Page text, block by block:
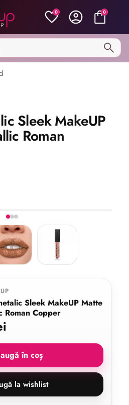
0 0
Sleek MakeUP
Roman
Imaginea 1 din 3
Sleek MakeUP Matte
Roman Copper
în coș
la wishlist